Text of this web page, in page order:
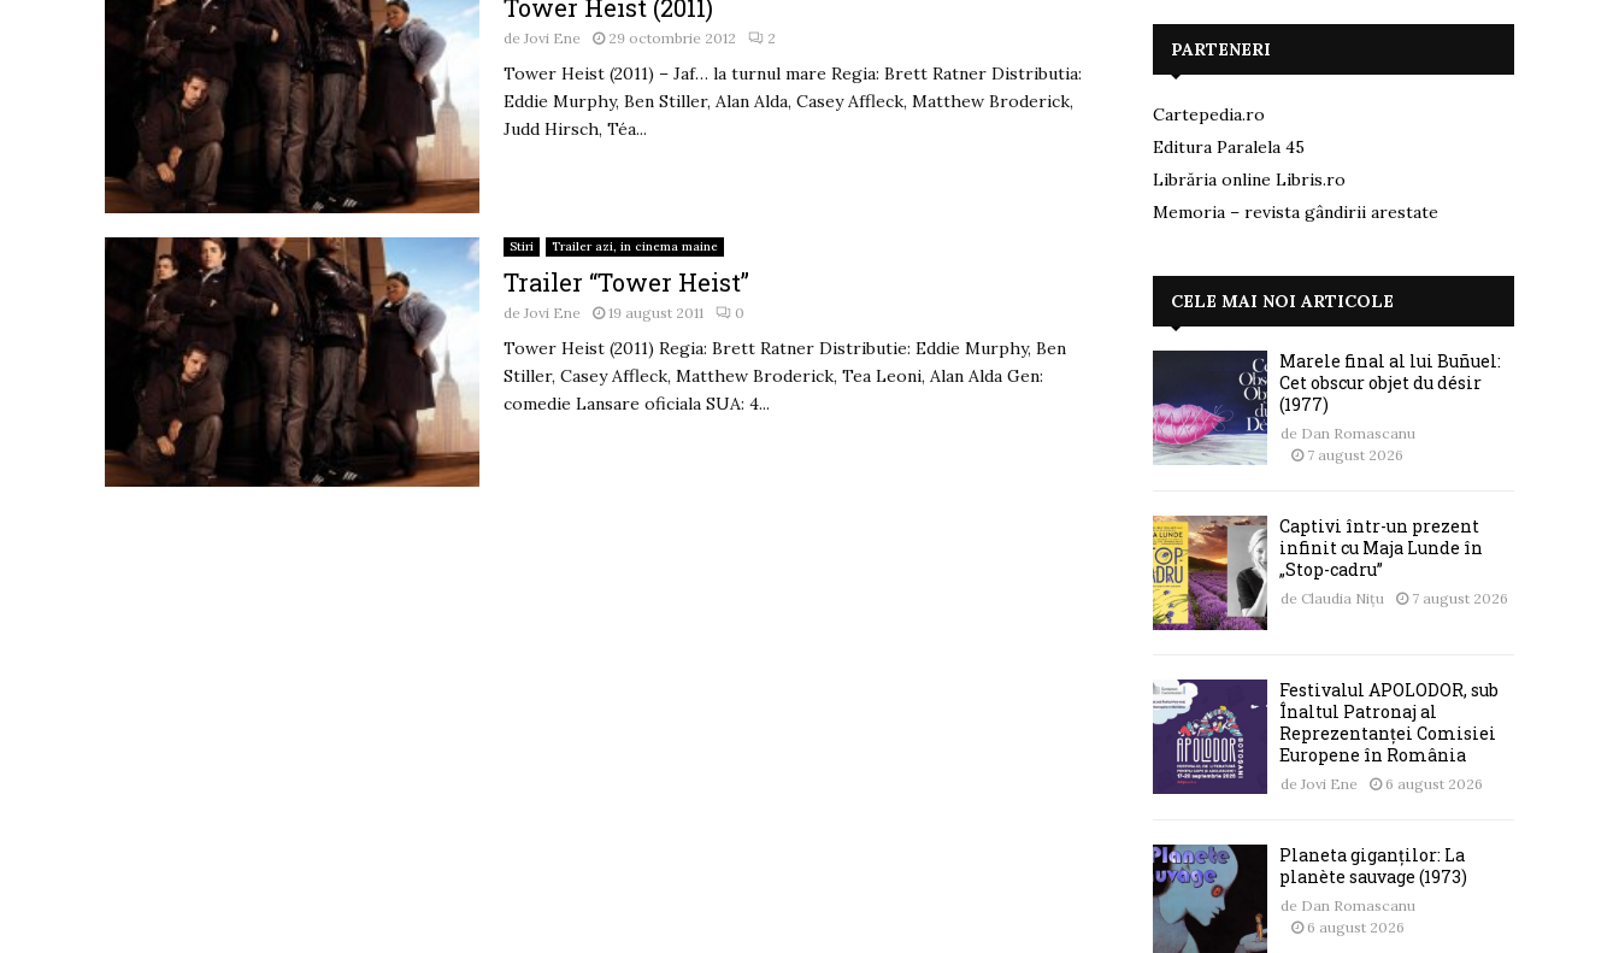
Tower Heist (2011)
deJovi Ene 29 octombrie 2012 2
Tower Heist (2011) – Jaf… la turnul mare Regia: Brett Ratner Distributia:
Eddie Murphy, Ben Stiller, Alan Alda, Casey Affleck, Matthew Broderick,
Judd Hirsch, Téa...
Stiri Trailer azi, in cinema maine
Trailer “Tower Heist”
de Jovi Ene 19 august 2011 0
Tower Heist (2011) Regia: Brett Ratner Distributie: Eddie Murphy, Ben
Stiller, Casey Affleck, Matthew Broderick, Tea Leoni, Alan Alda Gen:
comedie Lansare oficiala SUA: 4...
PARTENERI
Cartepedia.ro
Editura Paralela 45
Librăria online Libris.ro
Memoria – revista gândirii arestate
CELE MAI NOI ARTICOLE
Marele final al lui Buñuel:
Cet obscur objet du désir
(1977)
de Dan Romascanu
7 august 2026
Captivi într-un prezent
infinit cu Maja Lunde în
„Stop-cadru”
de Claudia Nițu 7 august 2026
Festivalul APOLODOR, sub
Înaltul Patronaj al
Reprezentanței Comisiei
Europene în România
de Jovi Ene 6 august 2026
Planeta giganților: La
planète sauvage (1973)
de Dan Romascanu
6 august 2026